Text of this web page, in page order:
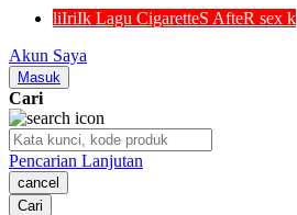
Oh Ma Grain
liIriIk Lagu CigaretteS AfteR sex k
Akun Saya
Masuk
Cari
Pencarian Lanjutan
cancel
Cari